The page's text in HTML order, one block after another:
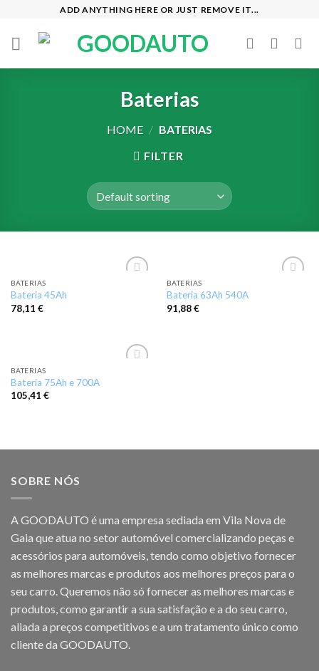
content
ADD ANYTHING HERE OR JUST REMOVE IT...
Baterias
HOME / BATERIAS
FILTER
BATERIAS
Bateria 45Ah
78,11 €
BATERIAS
Bateria 63Ah 540A
91,88€
BATERIAS
Bateria 75Ah e 700A
105,41 €
SOBRE NÓS
A GOODAUTO é uma empresa sediada em Vila Nova de
Gaia que atua no setor automóvel comercializando peças e
acessórios para automóveis, tendo como objetivo fornecer
as melhores marcas e produtos aos melhores preços para o
seu carro. Queremos não só fornecer as melhores marcas e
produtos, como garantir a sua satisfação e a do seu carro,
aliada a preços competitivos e a um tratamento único como
cliente da GOODAUTO.